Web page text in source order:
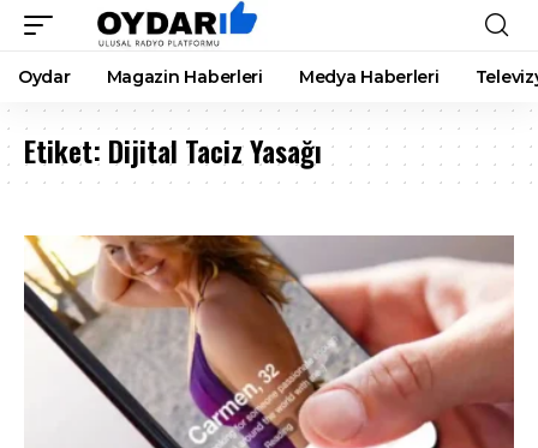
Oydar Magazin Haberleri Medya Haberleri
Etiket: Dijital Taciz Yasağı